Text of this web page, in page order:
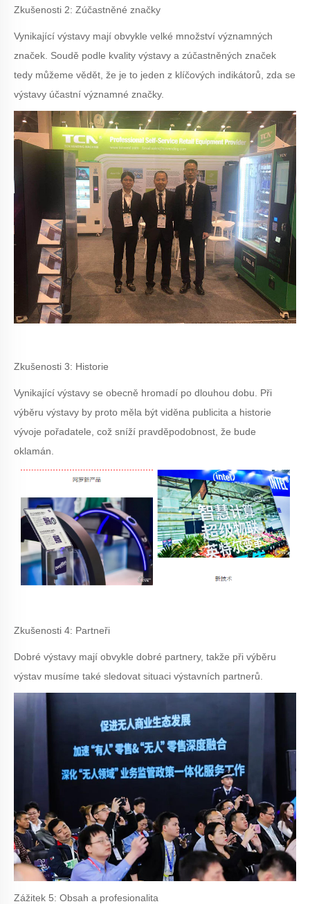
Zkušenosti 2: Zúčastněné značky
Vynikající výstavy mají obvykle velké množství významných
značek. Soudě podle kvality výstavy a zúčastněných značek
tedy můžeme vědět, že je to jeden z klíčových indikátorů, zda se
výstavy účastní významné značky.
Zkušenosti 3: Historie
Vynikající výstavy se obecně hromadí po dlouhou dobu. Při
výběru výstavy by proto měla být viděna publicita a historie
vývoje pořadatele, což sníží pravděpodobnost, že bude
oklamán.
Zkušenosti 4: Partneři
Dobré výstavy mají obvykle dobré partnery, takže při výběru
výstav musíme také sledovat situaci výstavních partnerů.
Zážitek 5: Obsah a profesionalita